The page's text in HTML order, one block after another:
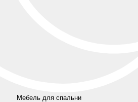
Мебель для спальни